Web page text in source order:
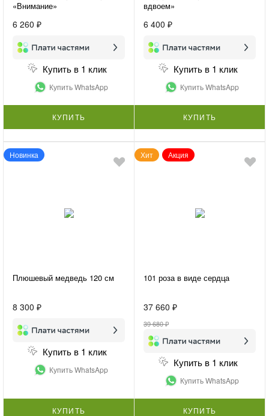
«Внимание»
6 260 ₽
Купить в 1 клик
Купить WhatsApp
КУПИТЬ
вдвоем»
6 400 ₽
Купить в 1 клик
Купить WhatsApp
КУПИТЬ
Новинка
Плюшевый медведь 120 см
8 300 ₽
Купить в 1 клик
Купить WhatsApp
КУПИТЬ
Хит Акция
101 роза в виде сердца
37 660 ₽
39 680 ₽
Купить в 1 клик
Купить WhatsApp
КУПИТЬ